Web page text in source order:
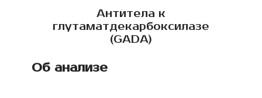
Антитела к
глутаматдекарбоксилазе
(GADА)
Об анализе